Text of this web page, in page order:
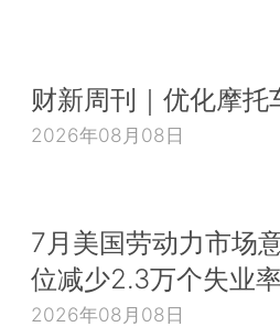
财新周刊｜优化摩托
2026年08月08日
7月美国劳动力市场
位减少2.3万个失业
2026年08月08日